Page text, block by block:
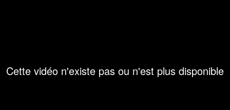
Cette vidéo n'existe pas ou n'est plus disponible